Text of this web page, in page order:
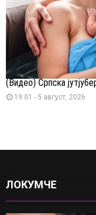
(Видео) Српска
19:01 - 5 август, 2026
ЛОКУМЧЕ